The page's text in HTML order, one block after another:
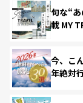
旬な“
載 MY
今、こ
年絶対